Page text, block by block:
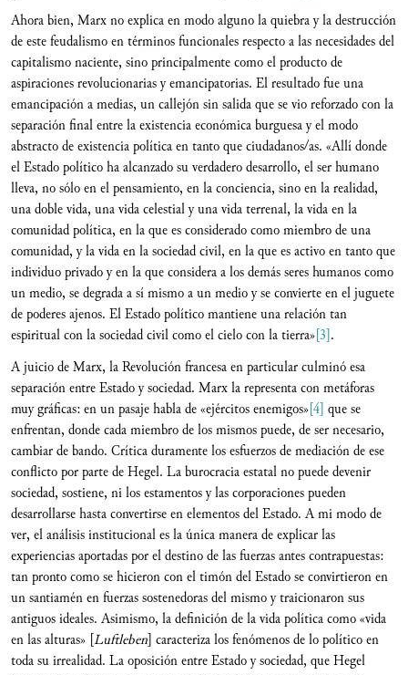
Ahora bien, Marx no explica en modo alguno la quiebra y la destrucción
de este feudalismo en términos funcionales respecto a las necesidades del
capitalismo naciente, sino principalmente como el producto de
aspiraciones revolucionarias y emancipatorias. El resultado fue una
emancipación a medias, un callejón sin salida que se vio reforzado con la
separación final entre la existencia económica burguesa y el modo
abstracto de existencia política en tanto que ciudadanos/as. «Allí donde
el Estado político ha alcanzado su verdadero desarrollo, el ser humano
lleva, no sólo en el pensamiento, en la conciencia, sino en la realidad,
una doble vida, una vida celestial y una vida terrenal, la vida en la
comunidad política, en la que es considerado como miembro de una
comunidad, y la vida en la sociedad civil, en la que es activo en tanto que
individuo privado y en la que considera a los demás seres humanos como
un medio, se degrada a sí mismo a un medio y se convierte en el juguete
de poderes ajenos. El Estado político mantiene una relación tan
espiritual con la sociedad civil como el cielo con la tierra»[3].
A juicio de Marx, la Revolución francesa en particular culminó esa
separación entre Estado y sociedad. Marx la representa con metáforas
muy gráficas: en un pasaje habla de «ejércitos enemigos»[4] que se
enfrentan, donde cada miembro de los mismos puede, de ser necesario,
cambiar de bando. Crítica duramente los esfuerzos de mediación de ese
conflicto por parte de Hegel. La burocracia estatal no puede devenir
sociedad, sostiene, ni los estamentos y las corporaciones pueden
desarrollarse hasta convertirse en elementos del Estado. A mi modo de
ver, el análisis institucional es la única manera de explicar las
experiencias aportadas por el destino de las fuerzas antes contrapuestas:
tan pronto como se hicieron con el timón del Estado se convirtieron en
un santiamén en fuerzas sostenedoras del mismo y traicionaron sus
antiguos ideales. Asimismo, la definición de la vida política como «vida
en las alturas» [Luftleben] caracteriza los fenómenos de lo político en
toda su irrealidad. La oposición entre Estado y sociedad, que Hegel